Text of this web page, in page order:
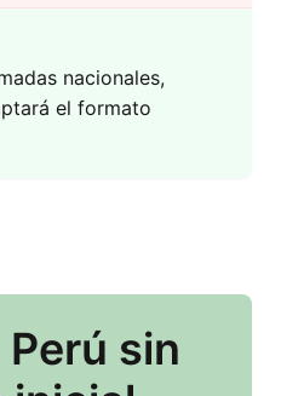
nacionales,
el formato
Perú sin